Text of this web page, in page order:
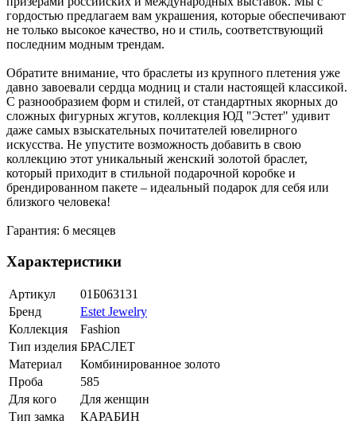
гордостью предлагаем вам украшения, которые обеспечивают
не только высокое качество, но и стиль, соответствующий
последним модным трендам.
Обратите внимание, что браслеты из крупного плетения уже
давно завоевали сердца модниц и стали настоящей классикой.
С разнообразием форм и стилей, от стандартных якорных до
сложных фигурных жгутов, коллекция ЮД "Эстет" удивит
даже самых взыскательных почитателей ювелирного
искусства. Не упустите возможность добавить в свою
коллекцию этот уникальный женский золотой браслет,
который приходит в стильной подарочной коробке и
брендированном пакете – идеальный подарок для себя или
близкого человека!
Гарантия: 6 месяцев
Характеристики
Артикул
01Б063131
Бренд
Estet Jewelry
Коллекция
Fashion
Тип изделия БРАСЛЕТ
Материал
Комбинированное золото
Проба
585
Для кого
Для женщин
Тип замка
КАРАБИН